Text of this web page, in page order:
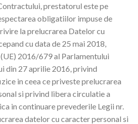
prestatorul este pe
obligatiilor impuse de
la prelucrarea Datelor cu
cu data de 25 mai 2018,
2016/679 al Parlamentului
din 27 aprilie 2016, privind
in ceea ce priveste prelucrarea
si privind libera circulatie a
in continuare prevederile Legii nr.
datelor cu caracter personal si